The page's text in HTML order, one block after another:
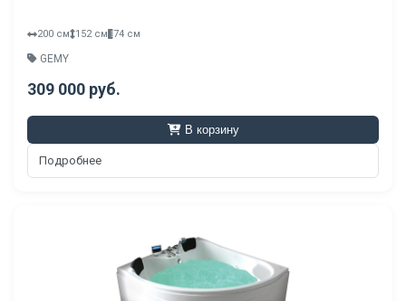
200 см 152 см 74 см
GEMY
309 000 руб.
В корзину
Подробнее